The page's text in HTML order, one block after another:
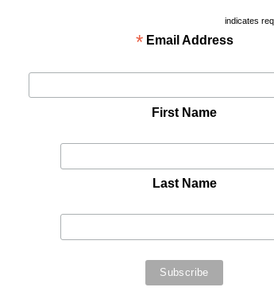
Email Address
*
First Name
Last Name